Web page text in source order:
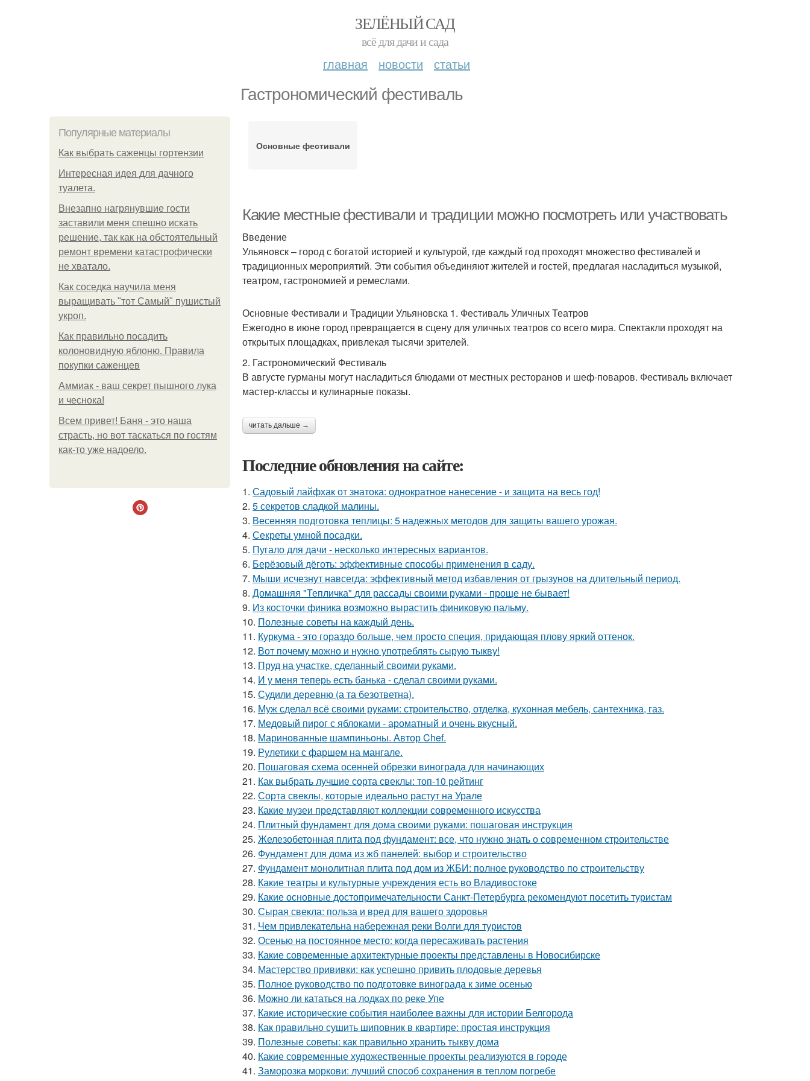
ЗЕЛЁНЫЙ САД
всё для дачи и сада
главная новости статьи
Гастрономический фестиваль
Популярные материалы
Как выбрать саженцы гортензии
Интересная идея для дачного
туалета.
Внезапно нагрянувшие гости
заставили меня спешно искать
решение, так как на обстоятельный
ремонт времени катастрофически
не хватало.
Как соседка научила меня
выращивать "тот Самый" пушистый
укроп.
Как правильно посадить
колоновидную яблоню. Правила
покупки саженцев
Аммиак - ваш секрет пышного лука
и чеснока!
Всем привет! Баня - это наша
страсть, но вот таскаться по гостям
как-то уже надоело.
Основные фестивали
Какие местные фестивали и традиции можно посмотреть или участвовать
Введение
Ульяновск – город с богатой историей и культурой, где каждый год проходят множество фестивалей и
традиционных мероприятий. Эти события объединяют жителей и гостей, предлагая насладиться музыкой,
театром, гастрономией и ремеслами.
Основные Фестивали и Традиции Ульяновска 1. Фестиваль Уличных Театров
Ежегодно в июне город превращается в сцену для уличных театров со всего мира. Спектакли проходят на
открытых площадках, привлекая тысячи зрителей.
2. Гастрономический Фестиваль
В августе гурманы могут насладиться блюдами от местных ресторанов и шеф-поваров. Фестиваль включает
мастер-классы и кулинарные показы.
читать дальше →
Последние обновления на сайте:
1. Садовый лайфхак от знатока: однократное нанесение - и защита на весь год!
2. 5 секретов сладкой малины.
3. Весенняя подготовка теплицы: 5 надежных методов для защиты вашего урожая.
4. Секреты умной посадки.
5. Пугало для дачи - несколько интересных вариантов.
6. Берёзовый дёготь: эффективные способы применения в саду.
7. Мыши исчезнут навсегда: эффективный метод избавления от грызунов на длительный период.
8. Домашняя "Тепличка" для рассады своими руками - проще не бывает!
9. Из косточки финика возможно вырастить финиковую пальму.
10. Полезные советы на каждый день.
11. Куркума - это гораздо больше, чем просто специя, придающая плову яркий оттенок.
12. Вот почему можно и нужно употреблять сырую тыкву!
13. Пруд на участке, сделанный своими руками.
14. И у меня теперь есть банька - сделал своими руками.
15. Судили деревню (а та безответна).
16. Муж сделал всё своими руками: строительство, отделка, кухонная мебель, сантехника, газ.
17. Медовый пирог с яблоками - ароматный и очень вкусный.
18. Маринованные шампиньоны. Автор Chef.
19. Рулетики с фаршем на мангале.
20. Пошаговая схема осенней обрезки винограда для начинающих
21. Как выбрать лучшие сорта свеклы: топ-10 рейтинг
22. Сорта свеклы, которые идеально растут на Урале
23. Какие музеи представляют коллекции современного искусства
24. Плитный фундамент для дома своими руками: пошаговая инструкция
25. Железобетонная плита под фундамент: все, что нужно знать о современном строительстве
26. Фундамент для дома из жб панелей: выбор и строительство
27. Фундамент монолитная плита под дом из ЖБИ: полное руководство по строительству
28. Какие театры и культурные учреждения есть во Владивостоке
29. Какие основные достопримечательности Санкт-Петербурга рекомендуют посетить туристам
30. Сырая свекла: польза и вред для вашего здоровья
31. Чем привлекательна набережная реки Волги для туристов
32. Осенью на постоянное место: когда пересаживать растения
33. Какие современные архитектурные проекты представлены в Новосибирске
34. Мастерство прививки: как успешно привить плодовые деревья
35. Полное руководство по подготовке винограда к зиме осенью
36. Можно ли кататься на лодках по реке Упе
37. Какие исторические события наиболее важны для истории Белгорода
38. Как правильно сушить шиповник в квартире: простая инструкция
39. Полезные советы: как правильно хранить тыкву дома
40. Какие современные художественные проекты реализуются в городе
41. Заморозка моркови: лучший способ сохранения в теплом погребе